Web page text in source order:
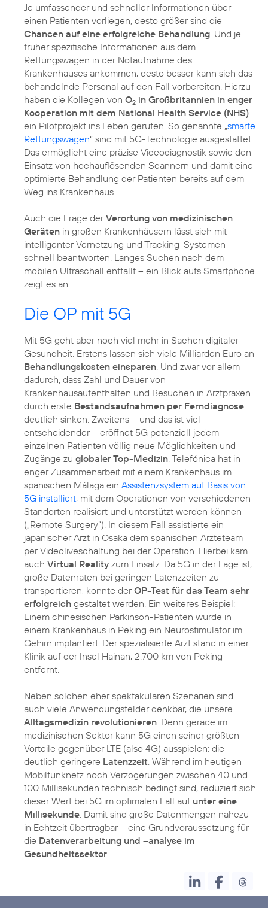
Je umfassender und schneller Informationen über
einen Patienten vorliegen, desto größer sind die
Chancen auf eine erfolgreiche Behandlung . Und je
früher spezifische Informationen aus dem
Rettungswagen in der Notaufnahme des
Krankenhauses ankommen, desto besser kann sich das
behandelnde Personal auf den Fall vorbereiten. Hierzu
haben die Kollegen von O2 in Großbritannien in enger
Kooperation mit dem National Health Service (NHS)
ein Pilotprojekt ins Leben gerufen. So genannte „smarte
Rettungswagen“ sind mit 5G-Technologie ausgestattet.
Das ermöglicht eine präzise Videodiagnostik sowie den
Einsatz von hochauflösenden Scannern und damit eine
optimierte Behandlung der Patienten bereits auf dem
Weg ins Krankenhaus.
Auch die Frage derVerortung von medizinischen
Geräten in großen Krankenhäusern lässt sich mit
intelligenter Vernetzung und Tracking-Systemen
schnell beantworten. Langes Suchen nach dem
mobilen Ultraschall entfällt – ein Blick aufs Smartphone
zeigt es an.
Die OP mit 5G
Mit 5G geht aber noch viel mehr in Sachen digitaler
Gesundheit. Erstens lassen sich viele Milliarden Euro an
Behandlungskosten einsparen . Und zwar vor allem
dadurch, dass Zahl und Dauer von
Krankenhausaufenthalten und Besuchen in Arztpraxen
durch erste Bestandsaufnahmen per Ferndiagnose
deutlich sinken. Zweitens – und das ist viel
entscheidender – eröffnet 5G potenziell jedem
einzelnen Patienten völlig neue Möglichkeiten und
Zugänge zu globaler Top-Medizin . Telefónica hat in
enger Zusammenarbeit mit einem Krankenhaus im
spanischen Málaga ein Assistenzsystem auf Basis von
5G installiert, mit dem Operationen von verschiedenen
Standorten realisiert und unterstützt werden können
(„Remote Surgery“). In diesem Fall assistierte ein
japanischer Arzt in Osaka dem spanischen Ärzteteam
per Videoliveschaltung bei der Operation. Hierbei kam
auch Virtual Reality zum Einsatz. Da 5G in der Lage ist,
große Datenraten bei geringen Latenzzeiten zu
transportieren, konnte derOP-Test für das Team sehr
erfolgreich gestaltet werden. Ein weiteres Beispiel:
Einem chinesischen Parkinson-Patienten wurde in
einem Krankenhaus in Peking ein Neurostimulator im
Gehirn implantiert. Der spezialisierte Arzt stand in einer
Klinik auf der Insel Hainan, 2.700 km von Peking
entfernt.
Neben solchen eher spektakulären Szenarien sind
auch viele Anwendungsfelder denkbar, die unsere
Alltagsmedizin revolutionieren . Denn gerade im
medizinischen Sektor kann 5G einen seiner größten
Vorteile gegenüber LTE (also 4G) ausspielen: die
deutlich geringere Latenzzeit . Während im heutigen
Mobilfunknetz noch Verzögerungen zwischen 40 und
100 Millisekunden technisch bedingt sind, reduziert sich
dieser Wert bei 5G im optimalen Fall auf unter eine
Millisekunde . Damit sind große Datenmengen nahezu
in Echtzeit übertragbar – eine Grundvoraussetzung für
die Datenverarbeitung und –analyse im
Gesundheitssektor